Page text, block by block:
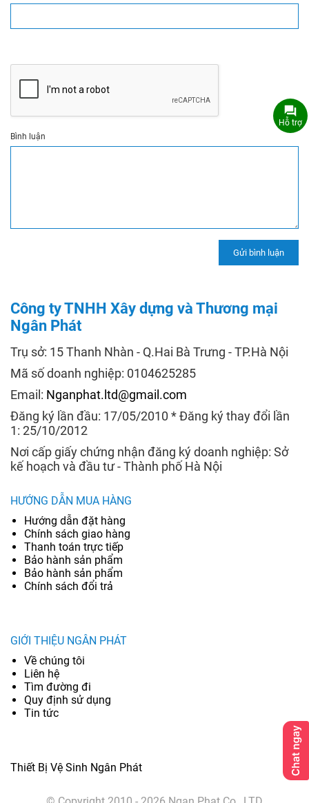
Bình luận
Công ty TNHH Xây dựng và Thương mại
Ngân Phát
Trụ sở: 15 Thanh Nhàn - Q.Hai Bà Trưng - TP.Hà Nội
Mã số doanh nghiệp: 0104625285
Email: Nganphat.ltd@gmail.com
Đăng ký lần đầu: 17/05/2010 * Đăng ký thay đổi lần
1: 25/10/2012
Nơi cấp giấy chứng nhận đăng ký doanh nghiệp: Sở
kế hoạch và đầu tư - Thành phố Hà Nội
HƯỚNG DẪN MUA HÀNG
Hướng dẫn đặt hàng
Chính sách giao hàng
Thanh toán trực tiếp
Bảo hành sản phẩm
Bảo hành sản phẩm
Chính sách đổi trả
GIỚI THIỆU NGÂN PHÁT
Về chúng tôi
Liên hệ
Tìm đường đi
Quy định sử dụng
Tin tức
Thiết Bị Vệ Sinh Ngân Phát
Hỗ trợ